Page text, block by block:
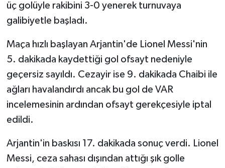
üç golüyle rakibini 3-0 yenerek turnuvaya
galibiyetle başladı.
Maça hızlı başlayan Arjantin'de Lionel Messi'nin
5. dakikada kaydettiği gol ofsayt nedeniyle
geçersiz sayıldı. Cezayir ise 9. dakikada Chaibi ile
ağları havalandırdı ancak bu gol de VAR
incelemesinin ardından ofsayt gerekçesiyle iptal
edildi.
Arjantin'in baskısı 17. dakikada sonuç verdi. Lionel
Messi, ceza sahası dışından attığı şık golle